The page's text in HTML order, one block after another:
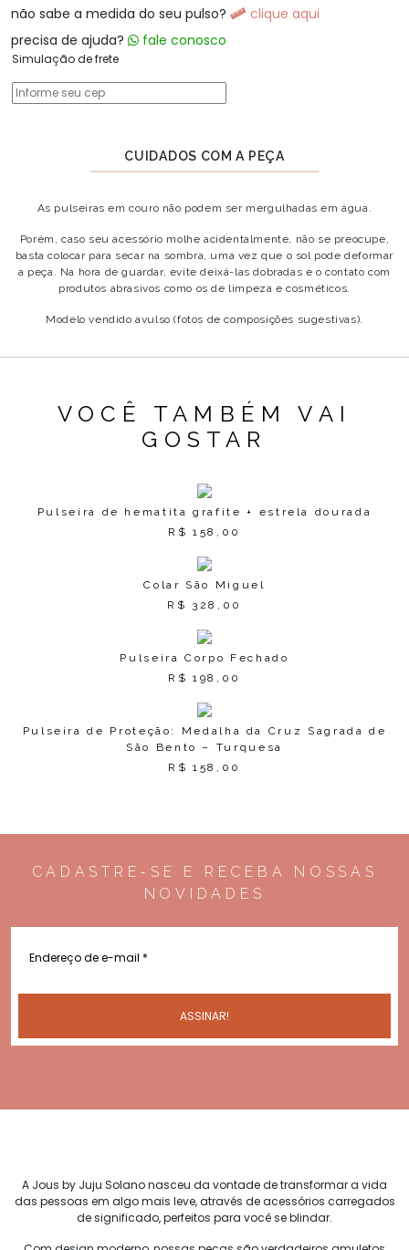
não sabe a medida do seu pulso?
clique aqui
precisa de ajuda?
fale conosco
Simulação de frete
CUIDADOS COM A PEÇA
As pulseiras em couro não podem ser mergulhadas em água.
Porém, caso seu acessório molhe acidentalmente, não se preocupe,
basta colocar para secar na sombra, uma vez que o sol pode deformar
a peça. Na hora de guardar, evite deixá-las dobradas e o contato com
produtos abrasivos como os de limpeza e cosméticos.
Modelo vendido avulso (fotos de composições sugestivas).
VOCÊ TAMBÉM VAI
GOSTAR
Pulseira de hematita grafite + estrela dourada
R$ 158,00
Colar São Miguel
R$
328,00
Pulseira Corpo Fechado
R$ 198,00
Pulseira de Proteção: Medalha da Cruz Sagrada de
São Bento – Turquesa
R$ 158,00
CADASTRE-SE E RECEBA NOSSAS
NOVIDADES
A Jous by Juju Solano nasceu da vontade de transformar a vida
das pessoas em algo mais leve, através de acessórios carregados
de significado, perfeitos para você se blindar.